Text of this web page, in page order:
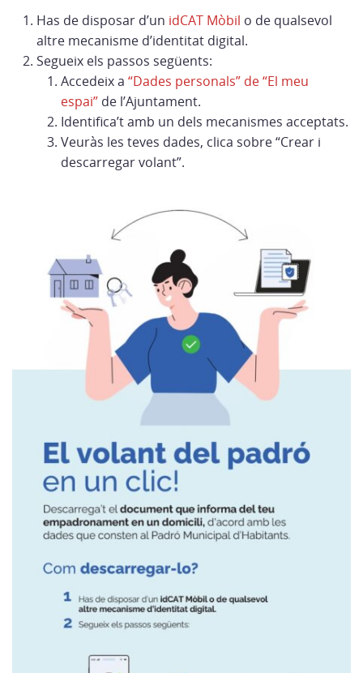
Has de disposar d’un idCAT Mòbil o de qualsevol
altre mecanisme d’identitat digital.
Segueix els passos següents:
Accedeix a “Dades personals” de “El meu
espai” de l’Ajuntament.
Identifica’t amb un dels mecanismes acceptats.
Veuràs les teves dades, clica sobre “Crear i
descarregar volant”.